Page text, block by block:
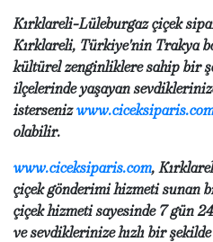
Kırklareli-Lüleburgaz çiçek
Kırklareli, Türkiye'nin Trakya
kültürel zenginliklere sahip bir
ilçelerinde yaşayan
isterseniz
olabilir.
www.ciceksiparis.com,
çiçek gönderimi hizmeti sunan
çiçek hizmeti sayesinde 7 gün
ve sevdiklerinize hızlı bir